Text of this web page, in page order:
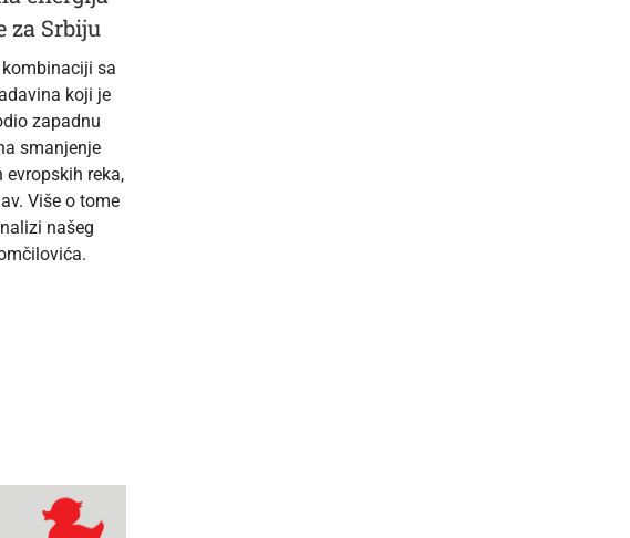
za Srbiju
sa
koji je
zapadnu
smanjenje
reka,
Više o tome
našeg